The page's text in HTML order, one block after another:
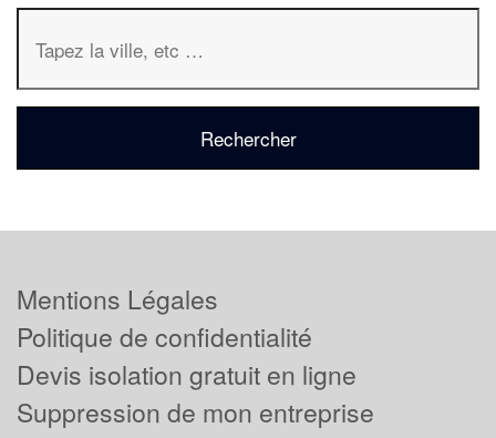
Mentions Légales
Politique de confidentialité
Devis isolation gratuit en ligne
Suppression de mon entreprise